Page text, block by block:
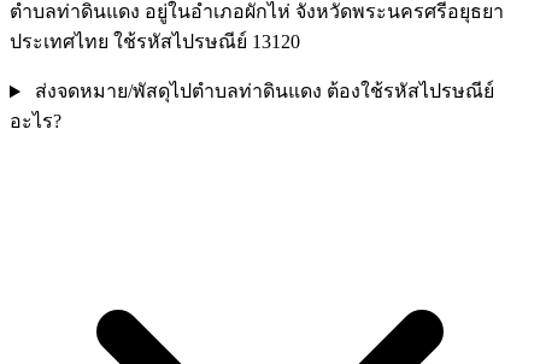
ตำบลท่าดินแดง อยู่ในอำเภอผักไห่ จังหวัดพระนครศรีอยุธยา
ประเทศไทย ใช้รหัสไปรษณีย์ 13120
ส่งจดหมาย/พัสดุไปตำบลท่าดินแดง ต้องใช้รหัสไปรษณีย์
อะไร?